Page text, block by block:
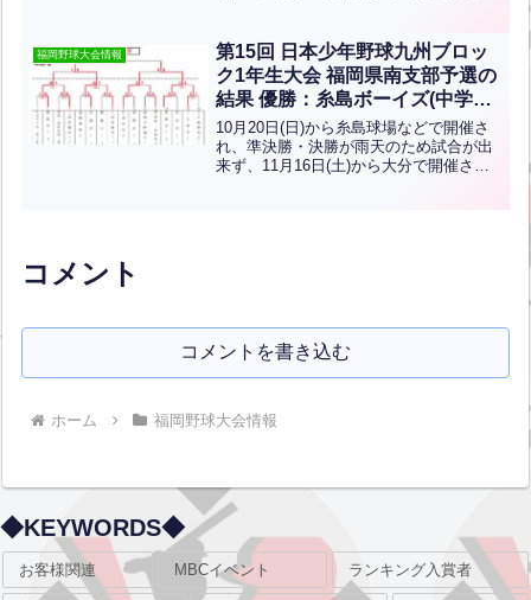
イズですおめでとうございます！
福岡野球大会情報
第15回 日本少年野球九州ブロッ
ク1年生大会 福岡県南支部予選の
結果 優勝：糸島ボーイズ(中学硬
式)
10月20日(日)から糸島球場などで開催さ
れ、準決勝・決勝が雨天のため試合が出
来ず、11月16日(土)から大分で開催され
コメント
コメントを書き込む
ホーム 福岡野球大会情報
◆KEYWORDS◆
お客様関連 MBCイベント ランキング入賞者